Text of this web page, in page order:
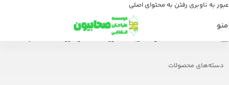
عبور به ناوبری رفتن به محتوای اصلی
منو
محصولات برچسب خورده “سخنگوی رزمندگان اسلام”
دسته‌های محصولات